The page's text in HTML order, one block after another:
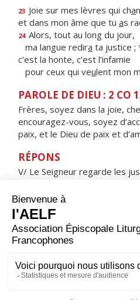
23 Joie sur mes lèvres qui cha
et dans mon âme que tu as
24 Alors, tout au long du jour,
ma langue redira ta justice ;
c’est la honte, c’est l’infamie
pour ceux qui veulent mon
PAROLE DE DIEU : 2 CO
Frères, soyez dans la joie,
encouragez-vous, soyez
paix, et le Dieu de paix et
RÉPONS
V/ Le Seigneur regarde les
ORAISON
Père très bon, toi qui as
pour qu'ils la gardent et la
puissent progresser en
esprit fraternel envers tous.